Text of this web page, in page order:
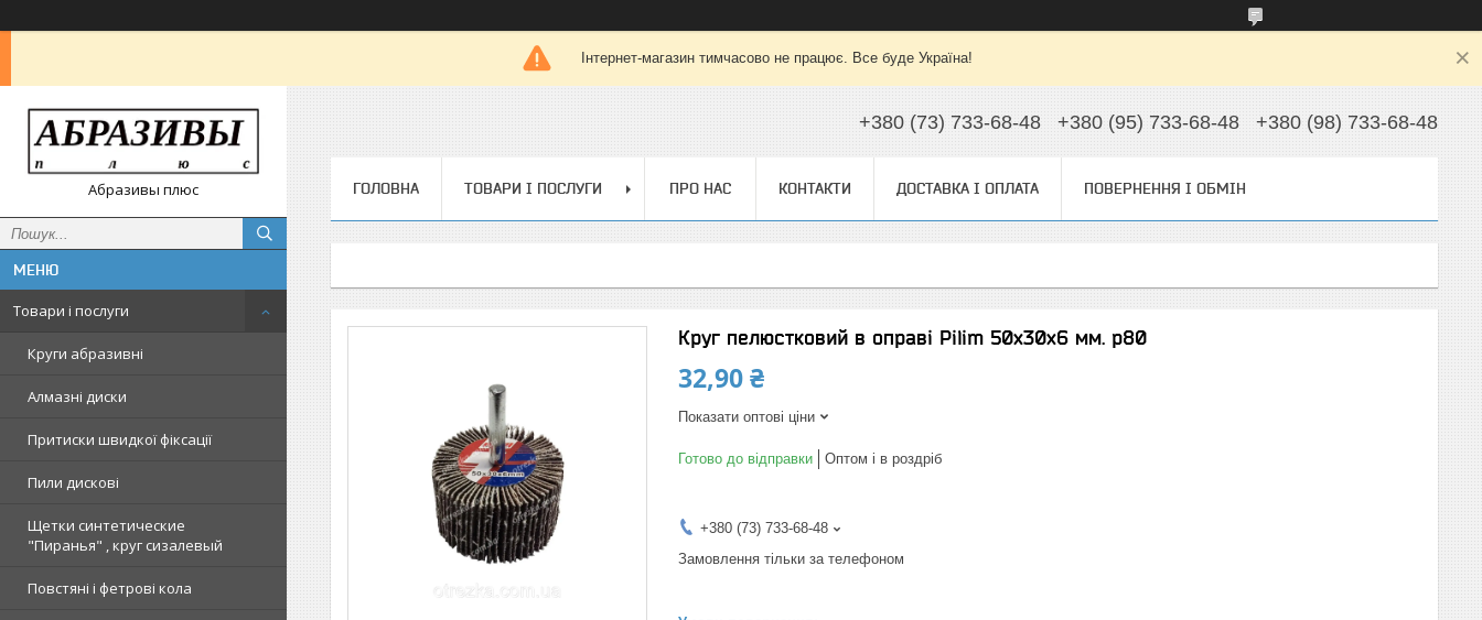
Інтернет-магазин тимчасово не працює. Все буде Україна!
Абразивы плюс
Товари і послуги
Круги абразивні
Алмазні диски
Притиски швидкої фіксації
Пили дискові
Щетки синтетические
"Пиранья" , круг сизалевый
Повстяні і фетрові кола
+380 (73) 733-68-48 +380 (95) 733-68-48 +380 (98) 733-68-48
ГОЛОВНА ТОВАРИ І ПОСЛУГИ ПРО НАС КОНТАКТИ ДОСТАВКА І ОПЛАТА ПОВЕРНЕННЯ І ОБМІН
Круг пелюстковий в оправі Pilim 50x30x6 мм. p80
32,90 ₴
Показати оптові ціни
Готово до відправки Оптом і в роздріб
+380 (73) 733-68-48
Замовлення тільки за телефоном